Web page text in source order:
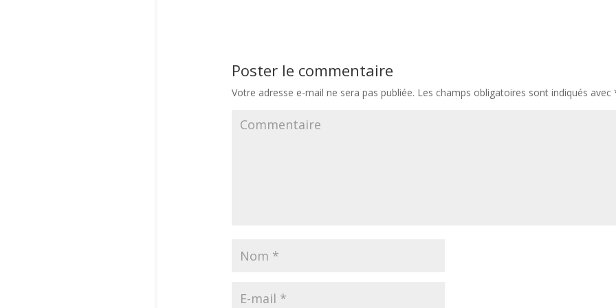
Poster le commentaire
Votre adresse e-mail ne sera pas publiée. Les champs obligatoires sont indiqués avec